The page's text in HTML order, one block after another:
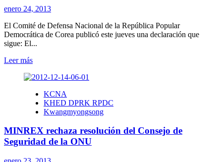
Kwang
Ho
se
entrevistan
de
enero 24, 2013
El Comité de Defensa Nacional de la República Popular
Democrática de Corea publicó este jueves una declaración que
sigue: El...
Leer másLeer
sobre
de
Defensa
Nacional
enfrentamiento
total
defensa
KCNA
KHED DPRK RPDC
Kwangmyongsong
MINREX rechaza resolución del Consejo de
Seguridad de la ONU